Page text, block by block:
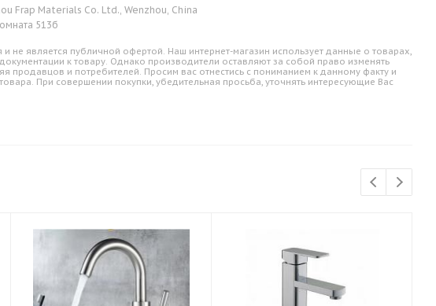
Frap Materials Co. Ltd., Wenzhou, China
513б
является публичной офертой. Наш интернет-магазин использует данные о товарах,
к товару. Однако производители оставляют за собой право изменять
продавцов и потребителей. Просим вас отнестись с пониманием к данному факту и
При совершении покупки, убедительная просьба, уточнять интересующие Вас